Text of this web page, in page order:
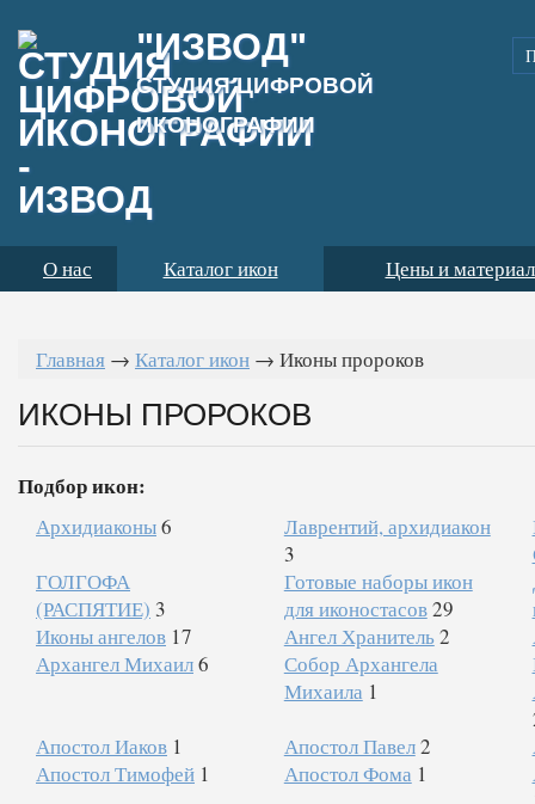
"ИЗВОД"
СТУДИЯ ЦИФРОВОЙ
ИКОНОГРАФИИ
О нас Каталог икон Цены и
Главная → Каталог икон → Иконы пророков
ИКОНЫ ПРОРОКОВ
Подбор икон:
Архидиаконы6
Лаврентий, архидиакон
3
ГОЛГОФА
(РАСПЯТИЕ) 3
Готовые наборы икон
для иконостасов29
Иконы ангелов 17 Ангел Хранитель2
Архангел Михаил6
Собор Архангела
Михаила 1
Апостол Иаков 1 Апостол Павел2
Апостол Тимофей 1 Апостол Фома 1